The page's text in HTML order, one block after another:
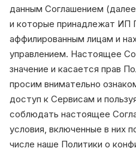
данным Соглашением
и которые принадлежат ИП
аффилированным лицам и
управлением. Настоящее
значение и касается прав
просим внимательно
доступ к Сервисам и
соблюдать настоящее
условия, включенные в них
числе наше Политики о